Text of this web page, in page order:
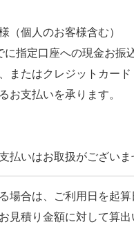
（個人のお客様含む）
指定口座への現金お振
たはクレジットカー
お支払いを承ります。
場合は、ご利用日を起
見積り金額に対して算出